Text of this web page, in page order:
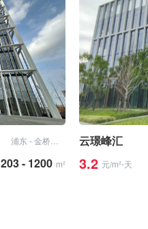
203 - 1200 m²
云璟峰汇
3.2 元/m²⋅天